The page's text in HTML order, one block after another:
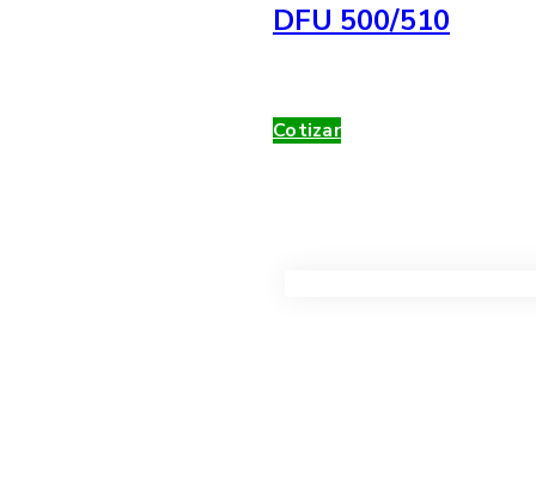
DFU 500/510
Cotizar